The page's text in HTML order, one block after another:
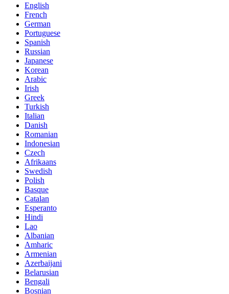
English
French
German
Portuguese
Spanish
Russian
Japanese
Korean
Arabic
Irish
Greek
Turkish
Italian
Danish
Romanian
Indonesian
Czech
Afrikaans
Swedish
Polish
Basque
Catalan
Esperanto
Hindi
Lao
Albanian
Amharic
Armenian
Azerbaijani
Belarusian
Bengali
Bosnian